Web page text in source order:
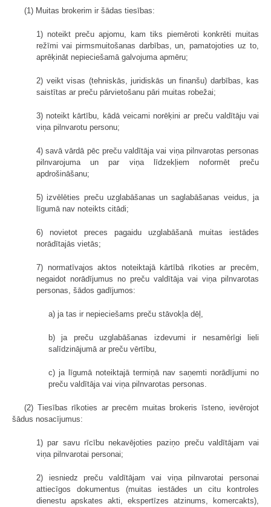
(1) Muitas brokerim ir šādas tiesības:
1) noteikt preču apjomu, kam tiks piemēroti konkrēti muitas
režīmi vai pirmsmuitošanas darbības, un, pamatojoties uz to,
aprēķināt nepieciešamā galvojuma apmēru;
2) veikt visas (tehniskās, juridiskās un finanšu) darbības, kas
saistītas ar preču pārvietošanu pāri muitas robežai;
3) noteikt kārtību, kādā veicami norēķini ar preču valdītāju vai
viņa pilnvarotu personu;
4) savā vārdā pēc preču valdītāja vai viņa pilnvarotas personas
pilnvarojuma un par viņa līdzekļiem noformēt preču
apdrošināšanu;
5) izvēlēties preču uzglabāšanas un saglabāšanas veidus, ja
līgumā nav noteikts citādi;
6) novietot preces pagaidu uzglabāšanā muitas iestādes
norādītajās vietās;
7) normatīvajos aktos noteiktajā kārtībā rīkoties ar precēm,
negaidot norādījumus no preču valdītāja vai viņa pilnvarotas
personas, šādos gadījumos:
a) ja tas ir nepieciešams preču stāvokļa dēļ,
b) ja preču uzglabāšanas izdevumi ir nesamērīgi lieli
salīdzinājumā ar preču vērtību,
c) ja līgumā noteiktajā termiņā nav saņemti norādījumi no
preču valdītāja vai viņa pilnvarotas personas.
(2) Tiesības rīkoties ar precēm muitas brokeris īsteno, ievērojot
šādus nosacījumus:
1) par savu rīcību nekavējoties paziņo preču valdītājam vai
viņa pilnvarotai personai;
2) iesniedz preču valdītājam vai viņa pilnvarotai personai
attiecīgos dokumentus (muitas iestādes un citu kontroles
dienestu apskates akti, ekspertīzes atzinums, komercakts),